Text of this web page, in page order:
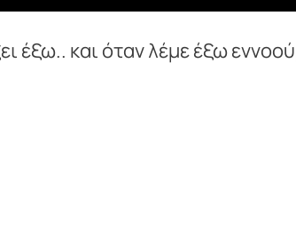
έξω.. και όταν λέμε έξω